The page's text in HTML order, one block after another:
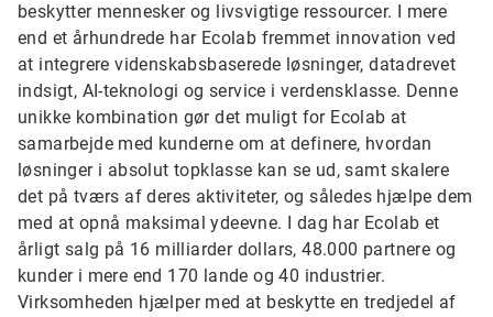
beskytter mennesker og livsvigtige ressourcer. I mere
end et århundrede har Ecolab fremmet innovation ved
at integrere videnskabsbaserede løsninger, datadrevet
indsigt, AI-teknologi og service i verdensklasse. Denne
unikke kombination gør det muligt for Ecolab at
samarbejde med kunderne om at definere, hvordan
løsninger i absolut topklasse kan se ud, samt skalere
det på tværs af deres aktiviteter, og således hjælpe dem
med at opnå maksimal ydeevne. I dag har Ecolab et
årligt salg på 16 milliarder dollars, 48.000 partnere og
kunder i mere end 170 lande og 40 industrier.
Virksomheden hjælper med at beskytte en tredjedel af